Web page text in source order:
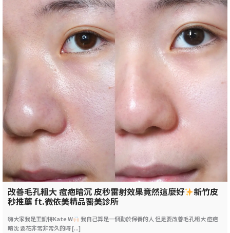
改善毛孔粗大 痘疤暗沉 皮秒雷射效果竟然這麼好 新竹皮
秒推薦 ft.微依美精品醫美診所
嗨大家我是王凱特Kate W
我自己算是一個勤於保養的人 但是要改善毛孔粗大 痘疤
暗沈 要花非常非常久的時 [...]